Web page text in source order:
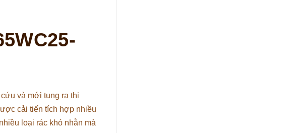
và mới tung ra thị
cải tiến tích hợp nhiều
loại rác khó nhằn mà